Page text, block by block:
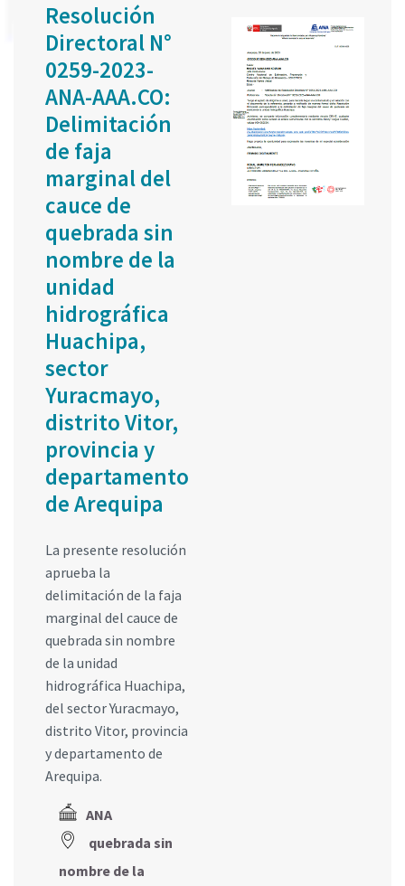
Resolución
Directoral N°
0259-2023-
ANA-AAA.CO:
Delimitación
de faja
marginal del
cauce de
quebrada sin
nombre de la
unidad
hidrográfica
Huachipa,
sector
Yuracmayo,
distrito Vitor,
provincia y
departamento
de Arequipa
La presente resolución
aprueba la
delimitación de la faja
marginal del cauce de
quebrada sin nombre
de la unidad
hidrográfica Huachipa,
del sector Yuracmayo,
distrito Vitor, provincia
y departamento de
Arequipa.
ANA
quebrada sin
nombre de la